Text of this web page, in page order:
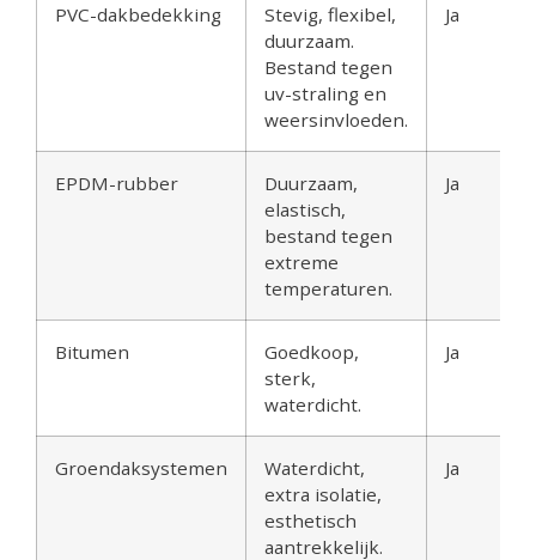
PVC-dakbedekking
Stevig, flexibel,
duurzaam.
Bestand tegen
uv-straling en
weersinvloeden.
Ja
EPDM-rubber
Duurzaam,
elastisch,
bestand tegen
extreme
temperaturen.
Ja
Bitumen
Goedkoop,
sterk,
waterdicht.
Ja
Groendaksystemen
Waterdicht,
extra isolatie,
esthetisch
aantrekkelijk.
Ja